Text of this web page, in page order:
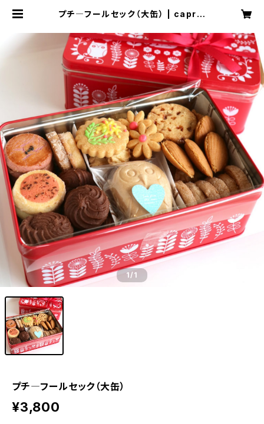
プチ―フールセック（大缶） | capric
1/1
プチ―フールセック（大缶）
¥3,800